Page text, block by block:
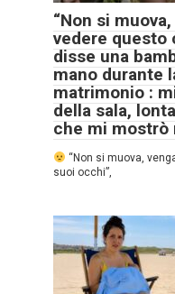
“Non si
vedere questo
disse una
mano durante
matrimonio :
della sala,
che mi mostrò
“Non si muova,
suoi occhi”,